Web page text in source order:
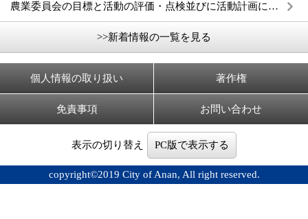
農業委員会の目標と活動の評価・点検並びに活動計画について
>>新着情報の一覧を見る
個人情報の取り扱い 著作権
免責事項 お問い合わせ
表示の切り替え PC版で表示する
copyright©2019 City of Anan, All right reserved.